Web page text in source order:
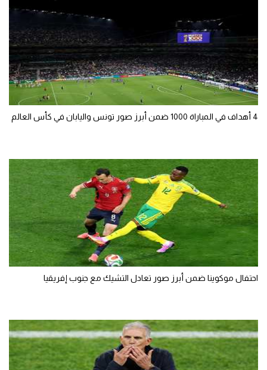
4 أهداف في المباراة 1000 ضمن أبرز صور تونس واليابان في كأس العالم
احتفال موكوينا ضمن أبرز صور تعادل التشيك مع جنوب إفريقيا